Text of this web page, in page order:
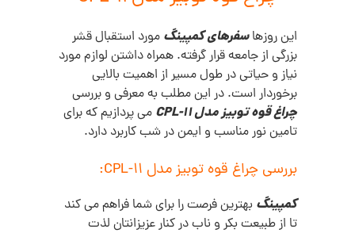
این روزهاسفرهای کمپینگ مورد استقبال قشر
بزرگی از جامعه قرار گرفته. همراه داشتن لوازم مورد
نیاز و حیاتی در طول مسیر از اهمیت بالایی
برخوردار است. در این مطلب به معرفی و بررسی
چراغ قوه توبیز مدل CPL-11
می پردازیم که برای
تامین نور مناسب و ایمن در شب کاربرد دارد.
بررسی چراغ قوه توبیز مدل CPL-11:
کمپینگ بهترین فرصت را برای شما فراهم می کند
تا از طبیعت بکر و ناب در کنار عزیزانتان لذت